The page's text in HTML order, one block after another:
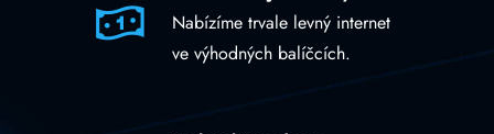
Nabízíme trvale levný internet
ve výhodných balíčcích.